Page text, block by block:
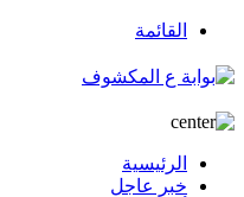
القائمة
الرئيسية
خبر عاجل